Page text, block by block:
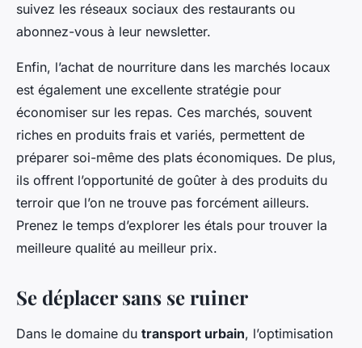
suivez les réseaux sociaux des restaurants ou
abonnez-vous à leur newsletter.
Enfin, l’achat de nourriture dans les marchés locaux
est également une excellente stratégie pour
économiser sur les repas. Ces marchés, souvent
riches en produits frais et variés, permettent de
préparer soi-même des plats économiques. De plus,
ils offrent l’opportunité de goûter à des produits du
terroir que l’on ne trouve pas forcément ailleurs.
Prenez le temps d’explorer les étals pour trouver la
meilleure qualité au meilleur prix.
Se déplacer sans se ruiner
Dans le domaine du transport urbain, l’optimisation